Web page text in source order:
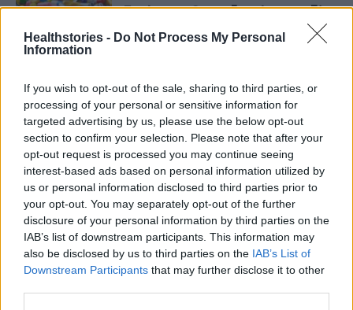
Healthstories - Do Not Process My Personal
Information
If you wish to opt-out of the sale, sharing to third parties, or
processing of your personal or sensitive information for
targeted advertising by us, please use the below opt-out
section to confirm your selection. Please note that after your
opt-out request is processed you may continue seeing
interest-based ads based on personal information utilized by
us or personal information disclosed to third parties prior to
your opt-out. You may separately opt-out of the further
disclosure of your personal information by third parties on the
IAB’s list of downstream participants. This information may
also be disclosed by us to third parties on the IAB’s List of
Downstream Participants that may further disclose it to other
ΠΟΛΙΤΙΚΉ ΥΓΕΊΑΣ
Γενόσημα: Οι κερδισμένοι, η αξία
16 Φεβρουαρίου 2024
Γενόσημα και συμμετοχή
ασθενών: Τι ισχύει, τι λένε
ασφαλισμένοι και φαρμακοποιοί
15 Φεβρουαρίου 2024
Νέα φαρμακευτική πολιτική:
Έρχεται ενίσχυση στα γενόσημα
26 Ιανουαρίου 2024